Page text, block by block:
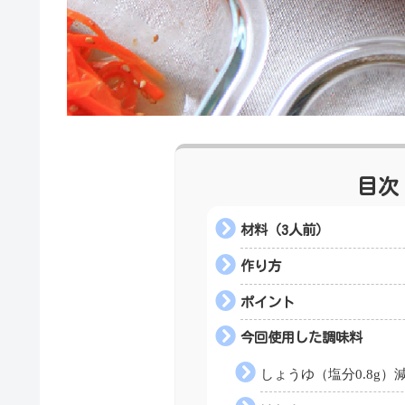
目次
材料（3人前）
作り方
ポイント
今回使用した調味料
しょうゆ（塩分0.8g）